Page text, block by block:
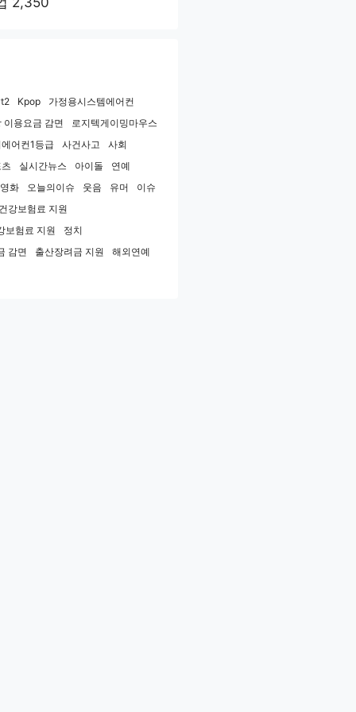
Kpop
가정용시스템에어컨
이용요금 감면
로지텍게이밍마우스
어컨1등급
사건사고
사회
실시간뉴스 아이돌
연예
영화
오늘의이슈 웃음 유머
이슈
강보험료 지원
보험료 지원
정치
감면
출산장려금 지원 해외연예